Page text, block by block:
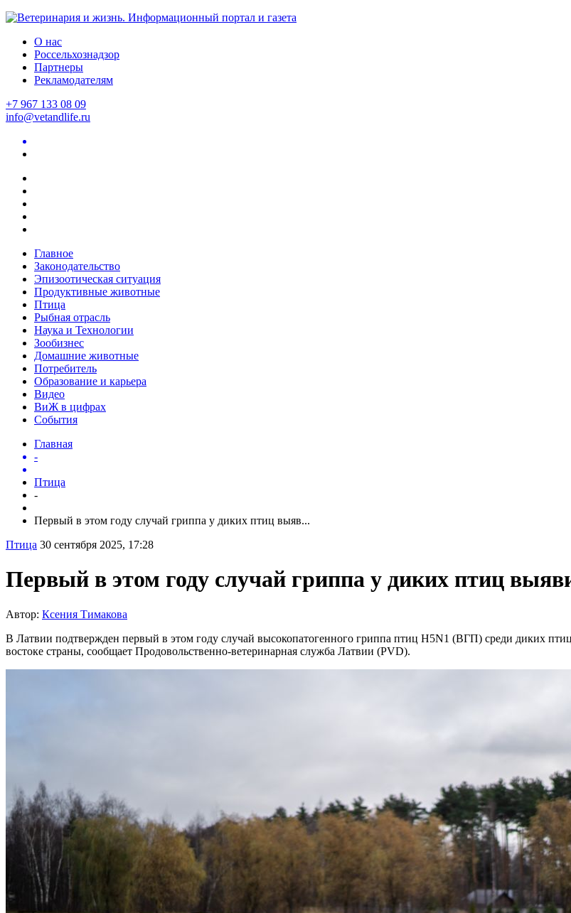
О нас
Россельхознадзор
Партнеры
Рекламодателям
+7 967 133 08 09
info@vetandlife.ru
Главное
Законодательство
Эпизоотическая ситуация
Продуктивные животные
Птица
Рыбная отрасль
Наука и Технологии
Зообизнес
Домашние животные
Потребитель
Образование и карьера
Видео
ВиЖ в цифрах
События
Главная
-
Птица
-
Первый в этом году случай гриппа у диких птиц выяв...
Птица 30 сентября 2025, 17:28
Первый в этом году случай гриппа у диких птиц
Автор: Ксения Тимакова
В Латвии подтвержден первый в этом году случай высокопатогенного гриппа птиц H5N1 (ВГП) среди диких
востоке страны, сообщает Продовольственно-ветеринарная служба Латвии (PVD).